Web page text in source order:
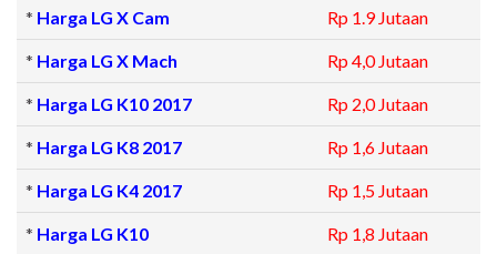
* Harga LG X Cam Rp 1.9 Jutaan
* Harga LG X Mach Rp 4,0 Jutaan
* Harga LG K10 2017 Rp 2,0 Jutaan
* Harga LG K8 2017 Rp 1,6 Jutaan
* Harga LG K4 2017 Rp 1,5 Jutaan
* Harga LG K10 Rp 1,8 Jutaan